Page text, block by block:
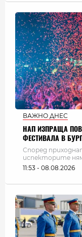
ВАЖНО ДНЕС
НАП ИЗПРАЩА
ФЕСТИВАЛА В
Според
испекторите
11:53 - 08.08.2026